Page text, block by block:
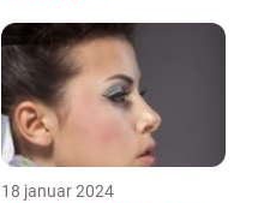
18 januar 2024